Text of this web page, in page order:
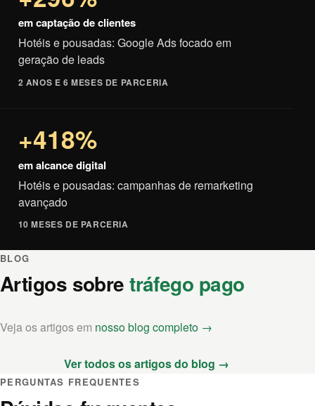
em captação de clientes
Hotéis e pousadas: Google Ads focado em
geração de leads
2 ANOS E 6 MESES DE PARCERIA
+418%
em alcance digital
Hotéis e pousadas: campanhas de remarketing
avançado
10 MESES DE PARCERIA
BLOG
Artigos sobretráfego pago
Veja os artigos em nosso blog completo →
Ver todos os artigos do blog →
PERGUNTAS FREQUENTES